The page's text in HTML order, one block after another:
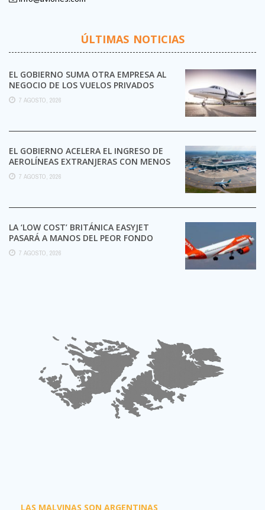
ÚLTIMAS NOTICIAS
EL GOBIERNO SUMA OTRA EMPRESA AL
NEGOCIO DE LOS VUELOS PRIVADOS
7 AGOSTO, 2026
EL GOBIERNO ACELERA EL INGRESO DE
AEROLÍNEAS EXTRANJERAS CON MENOS
TRÁMITES
7 AGOSTO, 2026
LA ‘LOW COST’ BRITÁNICA EASYJET
PASARÁ A MANOS DEL PEOR FONDO
POSIBLE:
7 AGOSTO, 2026
LAS MALVINAS SON ARGENTINAS